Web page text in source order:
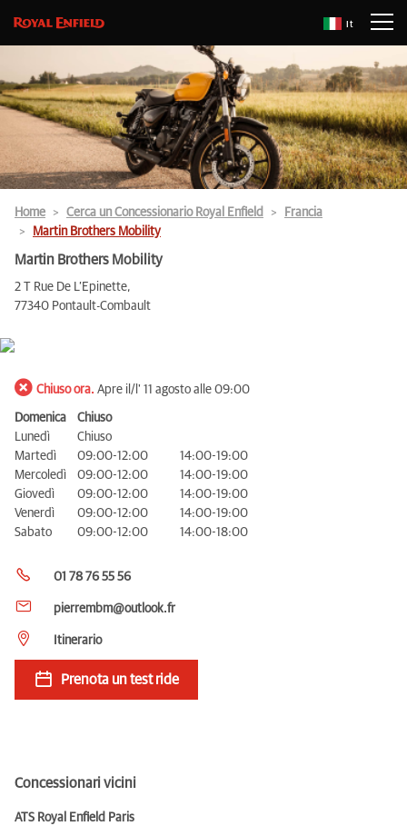
It
Home Cerca un Concessionario Royal Enfield
Francia
Martin Brothers Mobility
Martin Brothers Mobility
2 T Rue De L’Epinette,
77340 Pontault-Combault
Chiuso ora. Apre il/l' 11 agosto alle 09:00
Domenica
Chiuso
Lunedì
Chiuso
Martedì
09:00-12:00
14:00-19:00
Mercoledì
09:00-12:00
14:00-19:00
Giovedì
09:00-12:00
14:00-19:00
Venerdì
09:00-12:00
14:00-19:00
Sabato
09:00-12:00 14:00-18:00
01 78 76 55 56
pierrembm@outlook.fr
Itinerario
Prenota un test ride
Concessionari vicini
ATS Royal Enfield Paris